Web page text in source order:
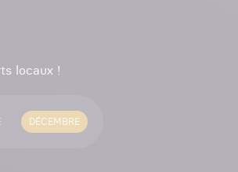
locaux !
DÉCEMBRE